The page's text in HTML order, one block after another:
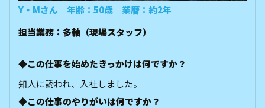
Y・Mさん 年齢：50歳 業暦：約2年
担当業務：多軸（現場スタッフ）
◆この仕事を始めたきっかけは何ですか？
知人に誘われ、入社しました。
◆この仕事のやりがいは何ですか？